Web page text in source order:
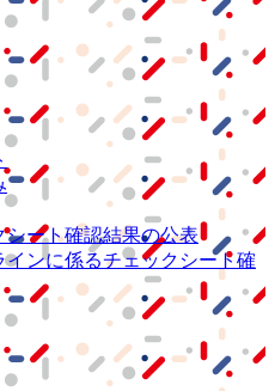
ート確認結果の公表
ンに係るチェックシート確